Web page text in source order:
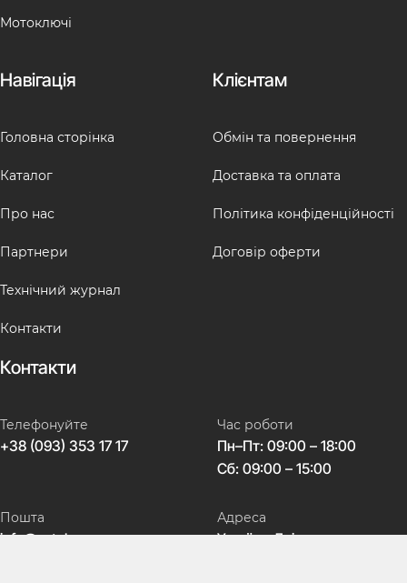
Мотоключі
Навігація
Головна сторінка
Каталог
Про нас
Партнери
Технічний журнал
Контакти
Клієнтам
Обмін та повернення
Доставка та оплата
Політика конфіденційності
Договір оферти
Контакти
Телефонуйте
+38 (093) 353 17 17
Час роботи
Пн–Пт: 09:00 – 18:00
Сб: 09:00 – 15:00
Пошта
info@avtokeys.com
Адреса
Україна, Дніпро,